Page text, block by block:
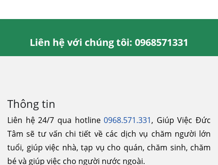
Liên hệ với chúng tôi: 0968571331
Thông tin
Liên hệ 24/7 qua hotline0968.571.331, Giúp Việc Đức
Tâm sẽ tư vấn chi tiết về các dịch vụ chăm người lớn
tuổi, giúp việc nhà, tạp vụ cho quán, chăm sinh, chăm
bé và giúp việc cho người nước ngoài.